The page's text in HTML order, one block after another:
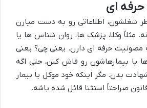
ای
شغلشون، اطلاعاتی رو به دست میارن
مثلاً وکلا، پزشک ها، روان شناس ها یا
مصونیت حرفه ای دارن. یعنی چی؟ یعنی
یا بیمارهاشون رو فاش کنن، حتی اگه
بدن. مگر اینکه خود موکل یا بیمار
صراحتاً استثنا قائل شده باشه.